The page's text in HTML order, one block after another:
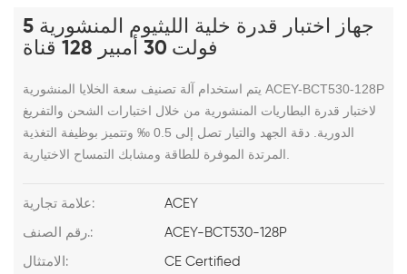
جهاز اختبار قدرة خلية الليثيوم المنشورية 5
فولت 30 أمبير 128 قناة
يتم استخدام آلة تصنيف سعة الخلايا المنشورية ACEY-BCT530-128P
لاختبار قدرة البطاريات المنشورية من خلال اختبارات الشحن والتفريغ
الدورية. دقة الجهد والتيار تصل إلى 0.5 ‰ وتتميز بوظيفة التغذية
المرتدة الموفرة للطاقة ومشابك التمساح الاختيارية.
علامة تجارية: ACEY
رقم الصنف.: ACEY-BCT530-128P
الامتثال: CE Certified